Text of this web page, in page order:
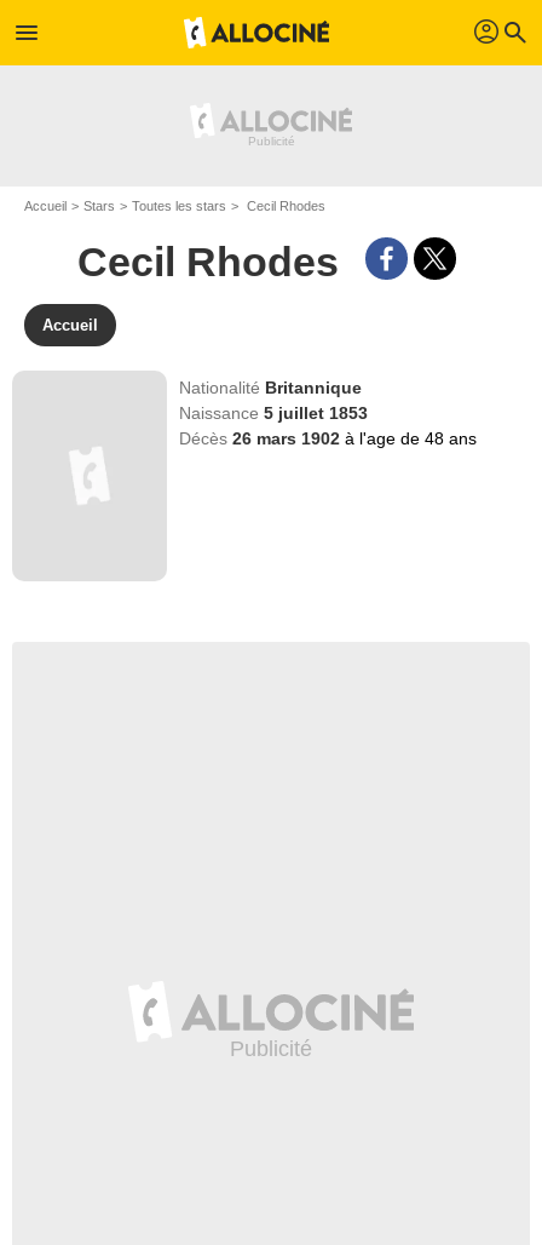
menu profil search
Accueil Stars Toutes les stars Cecil Rhodes
Cecil Rhodes
Accueil
Nationalité Britannique
Naissance5 juillet 1853
Décès26 mars 1902à l'age de 48 ans